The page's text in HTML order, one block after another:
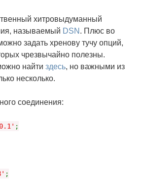
хитровыдуманный
называемый DSN . Плюс во
задать хренову тучу опций,
чрезвычайно полезны.
найти здесь, но важными из
несколько.
соединения:
;
;